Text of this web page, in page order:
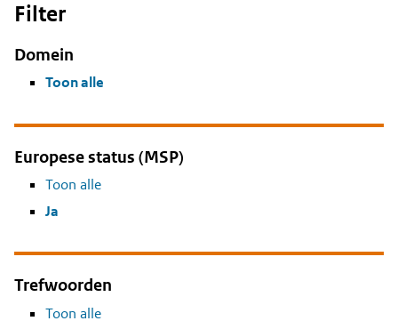
Filter
Domein
Toon alle
Europese status (MSP)
Toon alle
Ja
Trefwoorden
Toon alle